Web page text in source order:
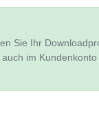
Sie Ihr
im